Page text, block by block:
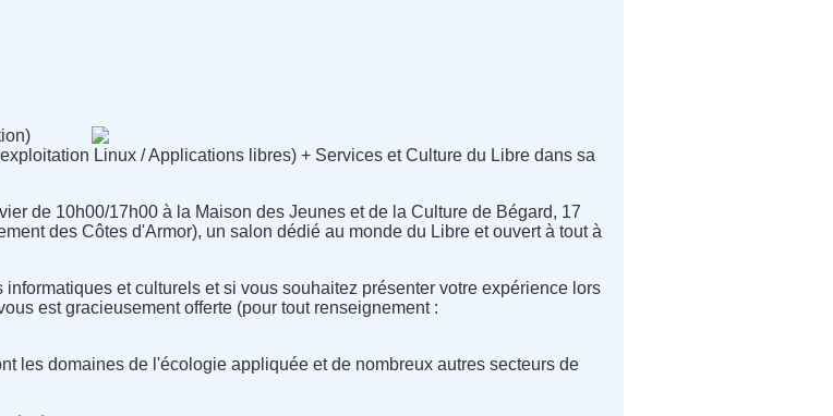
Linux / Applications libres) + Services et Culture du Libre dans sa
de 10h00/17h00 à la Maison des Jeunes et de la Culture de Bégard, 17
des Côtes d'Armor), un salon dédié au monde du Libre et ouvert à tout à
et culturels et si vous souhaitez présenter votre expérience lors
est gracieusement offerte (pour tout renseignement :
les domaines de l'écologie appliquée et de nombreux autres secteurs de